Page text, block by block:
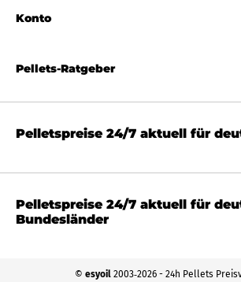
Pellets-Ratgeber
Konto
Pelletspreise 24/7 aktuell für
Pelletspreise 24/7 aktuell für
Bundesländer
© esyoil 2003‐2026 - 24h Pellets